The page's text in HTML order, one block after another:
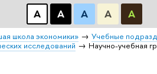
А А А А А
школа экономики» Учебные
исследований Научно-учебная